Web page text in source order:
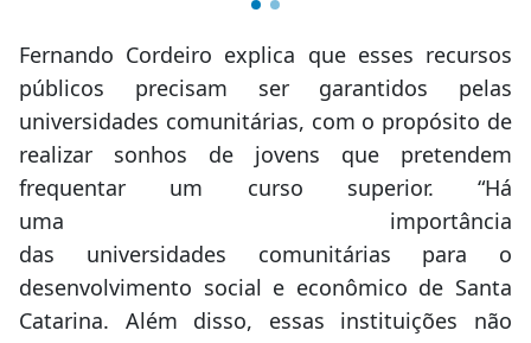
Fernando Cordeiro explica que esses recursos
públicos precisam ser garantidos pelas
universidades comunitárias, com o propósito de